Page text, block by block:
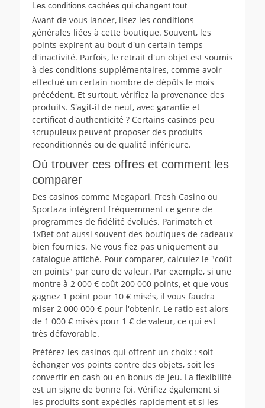
Les conditions cachées qui changent tout
Avant de vous lancer, lisez les conditions
générales liées à cette boutique. Souvent, les
points expirent au bout d'un certain temps
d'inactivité. Parfois, le retrait d'un objet est soumis
à des conditions supplémentaires, comme avoir
effectué un certain nombre de dépôts le mois
précédent. Et surtout, vérifiez la provenance des
produits. S'agit-il de neuf, avec garantie et
certificat d'authenticité ? Certains casinos peu
scrupuleux peuvent proposer des produits
reconditionnés ou de qualité inférieure.
Où trouver ces offres et comment les
comparer
Des casinos comme Megapari, Fresh Casino ou
Sportaza intègrent fréquemment ce genre de
programmes de fidélité évolués. Parimatch et
1xBet ont aussi souvent des boutiques de cadeaux
bien fournies. Ne vous fiez pas uniquement au
catalogue affiché. Pour comparer, calculez le "coût
en points" par euro de valeur. Par exemple, si une
montre à 2 000 € coût 200 000 points, et que vous
gagnez 1 point pour 10 € misés, il vous faudra
miser 2 000 000 € pour l'obtenir. Le ratio est alors
de 1 000 € misés pour 1 € de valeur, ce qui est
très défavorable.
Préférez les casinos qui offrent un choix : soit
échanger vos points contre des objets, soit les
convertir en cash ou en bonus de jeu. La flexibilité
est un signe de bonne foi. Vérifiez également si
les produits sont expédiés rapidement et si les